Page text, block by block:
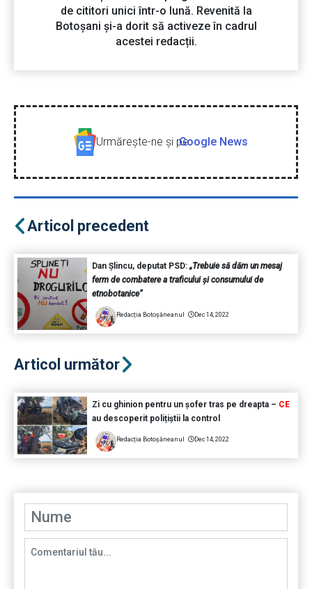
de cititori unici într-o lună. Revenită la
Botoșani și-a dorit să activeze în cadrul
acestei redacții.
Urmăreşte-ne şi peGoogle News
Articol precedent
Dan Șlincu, deputat PSD: „Trebuie să dăm un mesaj
ferm de combatere a traficului și consumului de
etnobotanice”
Redacția Botoșăneanul Dec 14, 2022
Articol următor
Zi cu ghinion pentru un șofer tras pe dreapta – CE
au descoperit polițiștii la control
Redacția Botoșăneanul Dec 14, 2022